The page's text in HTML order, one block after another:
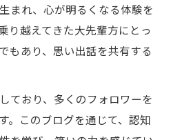
まれ、心が明るくなる体験を
り越えてきた大先輩方にとっ
もあり、思い出話を共有する
ており、多くのフォロワーを
。このブログを通じて、認知